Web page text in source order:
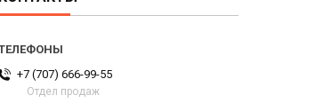
+7 (707) 666-99-55
Отдел продаж